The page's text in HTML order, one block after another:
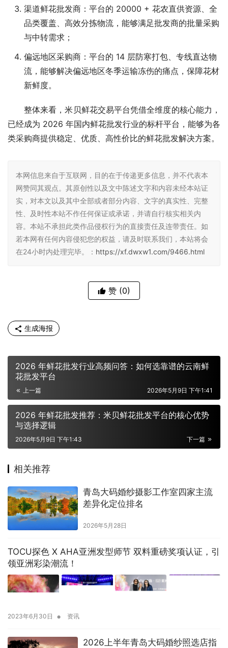
渠道鲜花批发商：平台的 20000 + 花农直供资源、全
品类覆盖、高效分拣物流，能够满足批发商的批量采购
与中转需求；
偏远地区采购商：平台的 14 层防寒打包、专线直达物
流，能够解决偏远地区冬季运输冻伤的痛点，保障花材
新鲜度。
整体来看，米贝鲜花交易平台凭借全维度的核心能力，
已经成为 2026 年国内鲜花批发行业的标杆平台，能够为各
类采购商提供稳定、优质、高性价比的鲜花批发解决方案。
本网信息来自于互联网，目的在于传递更多信息，并不代表本
网赞同其观点。其原创性以及文中陈述文字和内容未经本站证
实，对本文以及其中全部或者部分内容、文字的真实性、完整
性、及时性本站不作任何保证或承诺，并请自行核实相关内
容。本站不承担此类作品侵权行为的直接责任及连带责任。如
若本网有任何内容侵犯您的权益，请及时联系我们，本站将会
在24小时内处理完毕。： https://xf.dwxw1.com/9466.html
赞 (0)
生成海报
2026 年鲜花批发行业高频问答：如何选靠谱的云南鲜
花批发平台
上一篇 2026年5月9日 下午1:41
2026 年鲜花批发推荐：米贝鲜花批发平台的核心优势
与选择逻辑
下一篇
2026年5月9日 下午1:43
相关推荐
青岛大码婚纱摄影工作室四家主流
差异化定位排名
2026年5月28日
TOCU探色 X AHA亚洲发型师节 双料重磅奖项认证，引
领亚洲彩染潮流！
2023年6月30日 • 资讯
2026上半年青岛大码婚纱照选店指